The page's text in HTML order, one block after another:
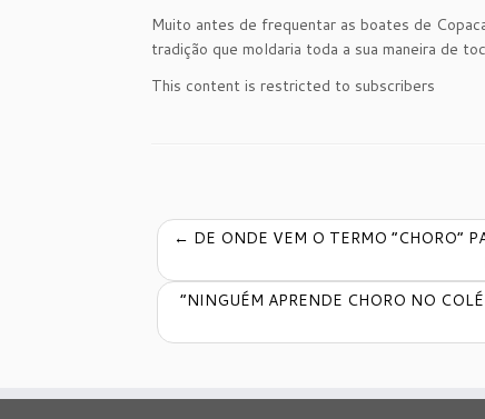
Muito antes de frequentar as boates de
tradição que moldaria toda a sua maneira de
This content is restricted to subscribers
← DE ONDE VEM O TERMO “CHORO”
“NINGUÉM APRENDE CHORO NO